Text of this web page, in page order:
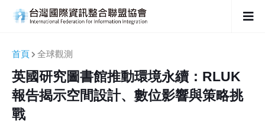
首頁 全球觀測
英國研究圖書館推動環境永續：RLUK
報告揭示空間設計、數位影響與策略挑
戰